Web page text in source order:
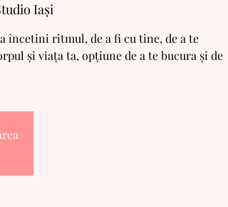
Iași
încetini ritmul, de a fi cu tine, de a te
și viața ta, opțiune de a te bucura și de